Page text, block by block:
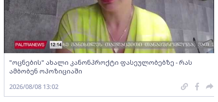
"ოცნების" ახალი კანონპროქტი ფასეულობებზე - რას
ამბობენ ოპოზიციაში
2026/08/08 13:02